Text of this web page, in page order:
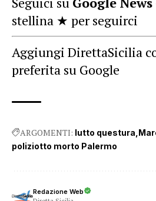
stellina ★ per seguirci
Aggiungi DirettaSicilia
preferita su Google
ARGOMENTI: lutto questura
poliziotto morto Palermo
Redazione Web